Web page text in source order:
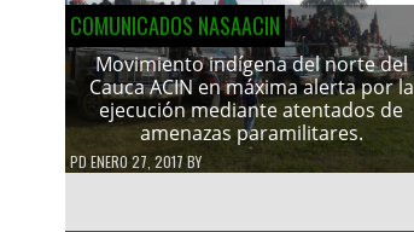
COMUNICADOS NASAACIN
Movimiento indígena del norte del
Cauca ACIN en máxima alerta por la
ejecución mediante atentados de
amenazas paramilitares.
PD ENERO 27, 2017 BY